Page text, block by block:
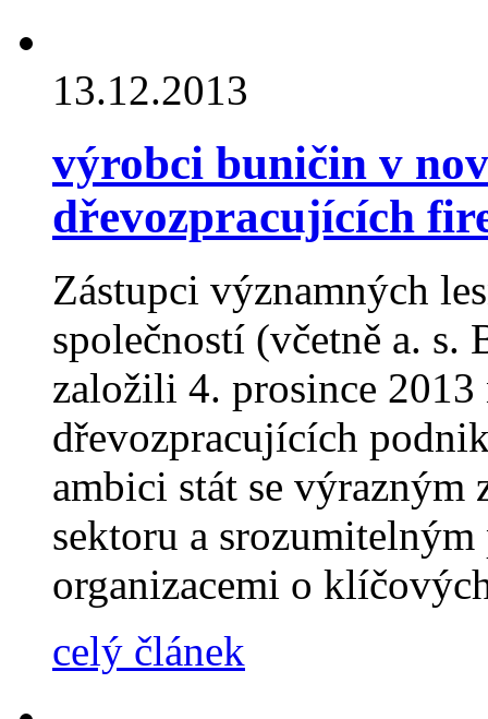
13.12.2013
výrobci buničin v
dřevozpracujících
Zástupci významných
společností (včetně a.
založili 4. prosince
dřevozpracujících
ambici stát se výrazným
sektoru a
organizacemi o
celý článek